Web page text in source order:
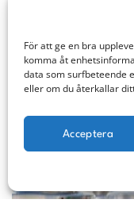
För att ge en bra
komma åt
data som surfbeteende
eller om du återkallar
Acceptera